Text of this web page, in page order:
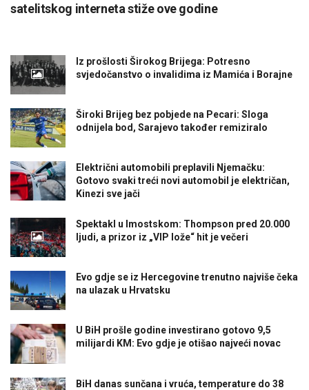
satelitskog interneta stiže ove godine
Iz prošlosti Širokog Brijega: Potresno
svjedočanstvo o invalidima iz Mamića i Borajne
Široki Brijeg bez pobjede na Pecari: Sloga
odnijela bod, Sarajevo također remiziralo
Električni automobili preplavili Njemačku:
Gotovo svaki treći novi automobil je električan,
Kinezi sve jači
Spektakl u Imostskom: Thompson pred 20.000
ljudi, a prizor iz „VIP lože“ hit je večeri
Evo gdje se iz Hercegovine trenutno najviše čeka
na ulazak u Hrvatsku
U BiH prošle godine investirano gotovo 9,5
milijardi KM: Evo gdje je otišao najveći novac
BiH danas sunčana i vruća, temperature do 38